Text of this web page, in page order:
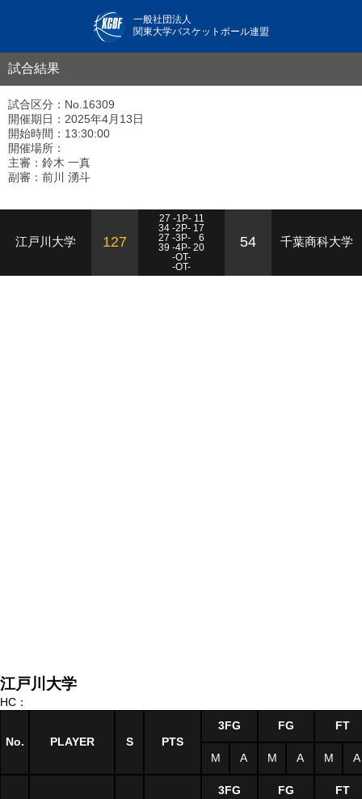
一般社団法人
関東大学バスケットボール連盟
試合結果
試合区分：No.16309
開催期日：2025年4月13日
開始時間：13:30:00
開催場所：
主審：鈴木 一真
副審：前川 湧斗
江戸川大学 127
27 -1P- 11
34 -2P- 17
27 -3P-
6
39 -4P- 20
-OT-
-OT-
54 千葉商科大学
江戸川大学
HC：
No. PLAYER S PTS
3FG FG FT
M A M A M A
3FG FG FT